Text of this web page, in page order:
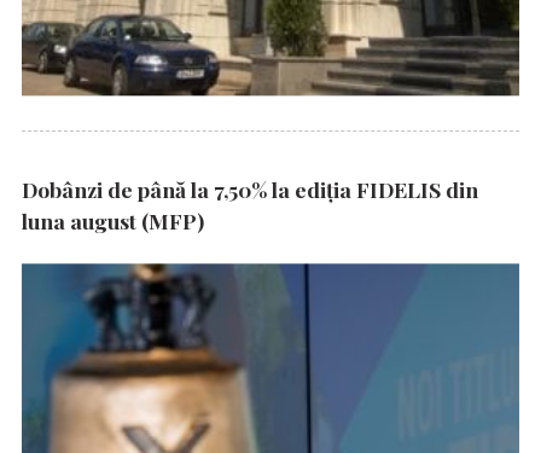
Dobânzi de până la 7,50% la ediția FIDELIS din
luna august (MFP)